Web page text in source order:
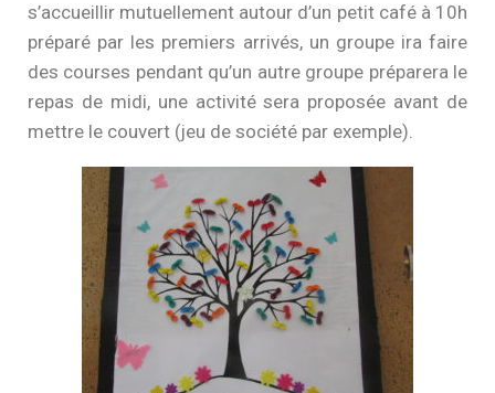
s’accueillir mutuellement autour d’un petit café à 10h
préparé par les premiers arrivés, un groupe ira faire
des courses pendant qu’un autre groupe préparera le
repas de midi, une activité sera proposée avant de
mettre le couvert (jeu de société par exemple).